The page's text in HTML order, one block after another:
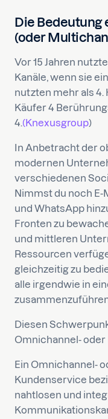
Die Bedeutung
(oder
Vor 15 Jahren
Kanäle, wenn sie
nutzten mehr als
Käufer 4
4.(Knexusgroup)
In Anbetracht der
modernen
verschiedenen
Nimmst du noch E-
und WhatsApp
Fronten zu
und mittleren
Ressourcen
gleichzeitig zu
alle irgendwie in
Diesen
Omnichannel-
Ein Omnichannel-
Kundenservice
nahtlosen und